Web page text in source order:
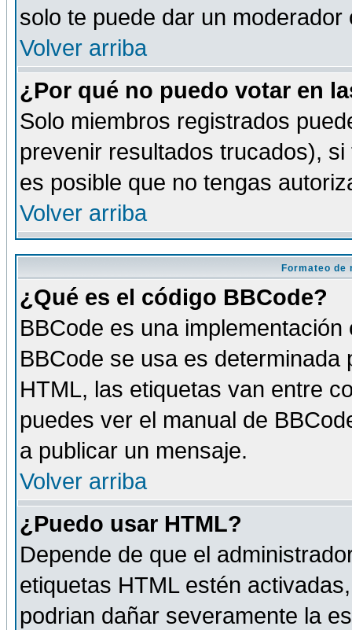
solo te puede dar un
Volver arriba
¿Por qué no puedo votar en
Solo miembros registrados
prevenir resultados trucados),
es posible que no tengas
Volver arriba
Formateo de
¿Qué es el código BBCode?
BBCode es una
BBCode se usa es
HTML, las etiquetas van entre
puedes ver el manual de
a publicar un mensaje.
Volver arriba
¿Puedo usar HTML?
Depende de que el
etiquetas HTML estén
podrian dañar severamente la